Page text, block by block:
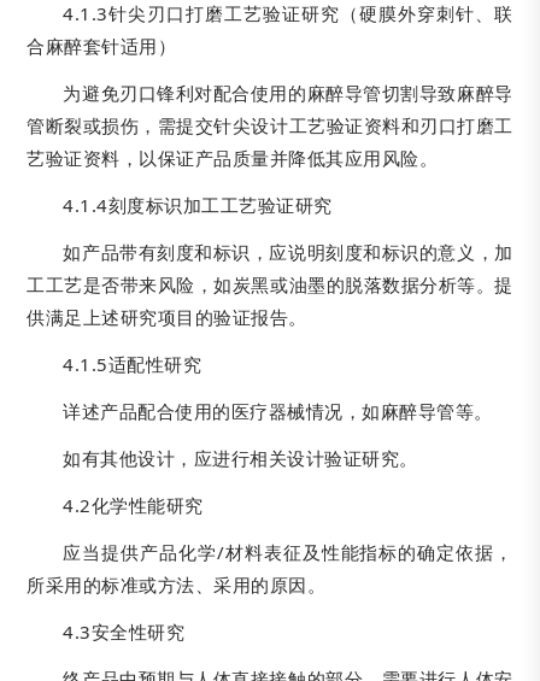
4.1.3针尖刃口打磨工艺验证研究（硬膜外穿刺针、联
合麻醉套针适用）
为避免刃口锋利对配合使用的麻醉导管切割导致麻醉导
管断裂或损伤，需提交针尖设计工艺验证资料和刃口打磨工
艺验证资料，以保证产品质量并降低其应用风险。
4.1.4刻度标识加工工艺验证研究
如产品带有刻度和标识，应说明刻度和标识的意义，加
工工艺是否带来风险，如炭黑或油墨的脱落数据分析等。提
供满足上述研究项目的验证报告。
4.1.5适配性研究
详述产品配合使用的医疗器械情况，如麻醉导管等。
如有其他设计，应进行相关设计验证研究。
4.2化学性能研究
应当提供产品化学/材料表征及性能指标的确定依据，
所采用的标准或方法、采用的原因。
4.3安全性研究